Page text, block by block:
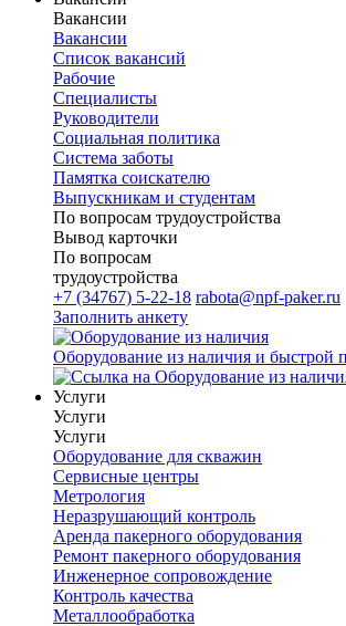
Вакансии
Вакансии
Список вакансий
Рабочие
Специалисты
Руководители
Cоциальная политика
Система заботы
Памятка соискателю
Выпускникам и студентам
По вопросам трудоустройства
Вывод карточки
По вопросам
трудоустройства
+7 (34767) 5-22-18 rabota@npf-paker.ru
Заполнить анкету
Оборудование из наличия и быстрой
Услуги
Услуги
Услуги
Оборудование для скважин
Сервисные центры
Метрология
Неразрушающий контроль
Аренда пакерного оборудования
Ремонт пакерного оборудования
Инженерное сопровождение
Контроль качества
Металлообработка